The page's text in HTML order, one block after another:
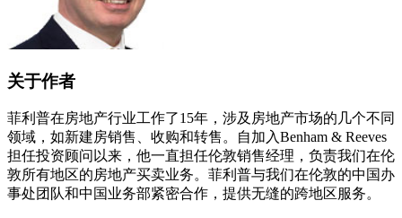
关于作者
菲利普在房地产行业工作了15年，涉及房地产市场的几个不同
领域，如新建房销售、收购和转售。自加入Benham & Reeves
担任投资顾问以来，他一直担任伦敦销售经理，负责我们在伦
敦所有地区的房地产买卖业务。菲利普与我们在伦敦的中国办
事处团队和中国业务部紧密合作，提供无缝的跨地区服务。